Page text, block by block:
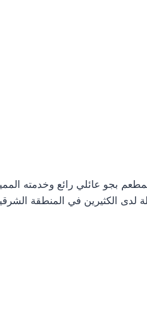
بجو عائلي رائع وخدمته
الكثيرين في المنطقة